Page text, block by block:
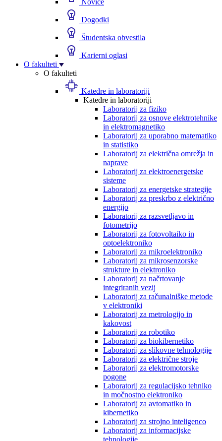
Novice
Dogodki
Študentska obvestila
Karierni oglasi
O fakulteti
O fakulteti
Katedre in laboratoriji
Katedre in laboratoriji
Laboratorij za fiziko
Laboratorij za osnove elektrotehnike
in elektromagnetiko
Laboratorij za uporabno matematiko
in statistiko
Laboratorij za električna omrežja in
naprave
Laboratorij za elektroenergetske
sisteme
Laboratorij za energetske strategije
Laboratorij za preskrbo z električno
energijo
Laboratorij za razsvetljavo in
fotometrijo
Laboratorij za fotovoltaiko in
optoelektroniko
Laboratorij za mikroelektroniko
Laboratorij za mikrosenzorske
strukture in elektroniko
Laboratorij za načrtovanje
integriranih vezij
Laboratorij za računalniške metode
v elektroniki
Laboratorij za metrologijo in
kakovost
Laboratorij za robotiko
Laboratorij za biokibernetiko
Laboratorij za slikovne tehnologije
Laboratorij za električne stroje
Laboratorij za elektromotorske
pogone
Laboratorij za regulacijsko tehniko
in močnostno elektroniko
Laboratorij za avtomatiko in
kibernetiko
Laboratorij za strojno inteligenco
Laboratorij za informacijske
tehnologije